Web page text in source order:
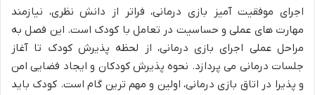
اجرای موفقیت آمیز بازی درمانی، فراتر از دانش نظری، نیازمند
مهارت های عملی و حساسیت در تعامل با کودک است. این فصل به
مراحل عملی اجرای بازی درمانی، از لحظه پذیرش کودک تا آغاز
جلسات درمانی می پردازد. نحوه پذیرش کودکان و ایجاد فضایی امن
و پذیرا در اتاق بازی درمانی، اولین و مهم ترین گام است. کودک باید